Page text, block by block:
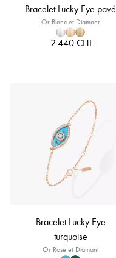
Bracelet Lucky Eye pavé
Or Blanc et Diamant
2 440 CHF
Bracelet Lucky Eye
turquoise
Or Rose et Diamant